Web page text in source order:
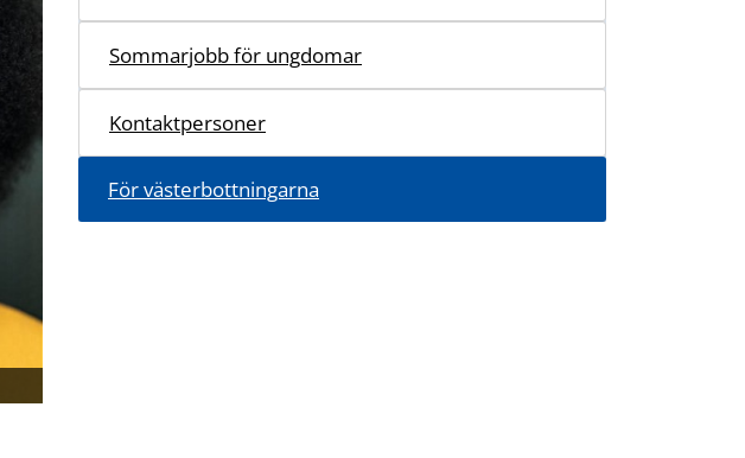
Sommarjobb för ungdomar
Kontaktpersoner
För västerbottningarna